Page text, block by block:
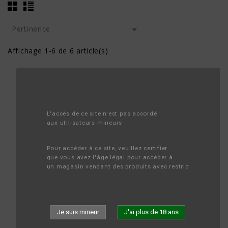
L'accès de ce site n'est pas accordé
aux utilisateurs mineurs
Pour accéder à ce site, veuillez certifier
que vous avez l'âge légal pour accéder à
un magasin vendant des produits avec restriction d'âge.
Je suis mineur J'ai plus de 18 ans
Pertinence 
Affichage 1-6 de 6 article(s)